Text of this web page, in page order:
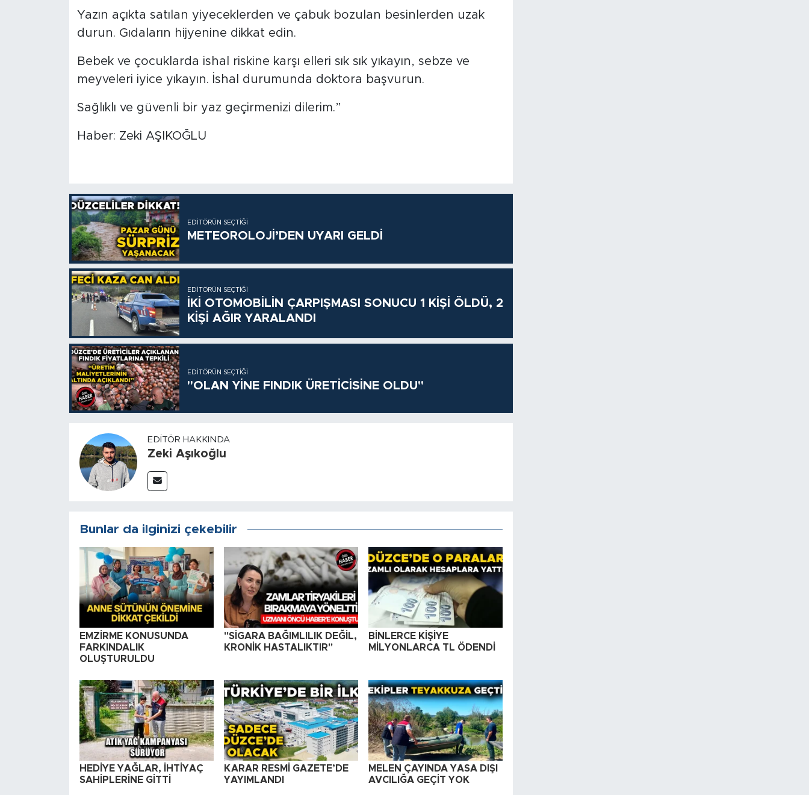
Yazın açıkta satılan yiyeceklerden ve çabuk bozulan besinlerden uzak
durun. Gıdaların hijyenine dikkat edin.
Bebek ve çocuklarda ishal riskine karşı elleri sık sık yıkayın, sebze ve
meyveleri iyice yıkayın. İshal durumunda doktora başvurun.
Sağlıklı ve güvenli bir yaz geçirmenizi dilerim.”
Haber: Zeki AŞIKOĞLU
EDITÖRÜN SEÇTIĞI
METEOROLOJİ’DEN UYARI GELDİ
EDITÖRÜN SEÇTIĞI
İKİ OTOMOBİLİN ÇARPIŞMASI SONUCU 1 KİŞİ ÖLDÜ, 2
KİŞİ AĞIR YARALANDI
EDITÖRÜN SEÇTIĞI
"OLAN YİNE FINDIK ÜRETİCİSİNE OLDU"
EDITÖR HAKKINDA
Zeki Aşıkoğlu
Bunlar da ilginizi çekebilir
EMZİRME KONUSUNDA
FARKINDALIK
OLUŞTURULDU
"SİGARA BAĞIMLILIK DEĞİL,
KRONİK HASTALIKTIR"
BİNLERCE KİŞİYE
MİLYONLARCA TL ÖDENDİ
HEDİYE YAĞLAR, İHTİYAÇ
SAHİPLERİNE GİTTİ
KARAR RESMİ GAZETE’DE
YAYIMLANDI
MELEN ÇAYINDA YASA DIŞI
AVCILIĞA GEÇİT YOK